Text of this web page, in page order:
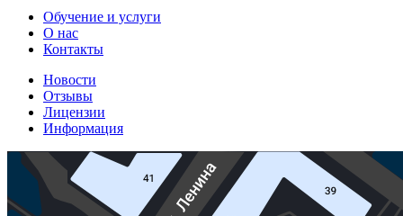
Обучение и услуги
О нас
Контакты
Новости
Отзывы
Лицензии
Информация